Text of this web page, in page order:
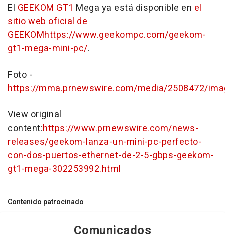
El GEEKOM GT1 Mega ya está disponible en el
sitio web oficial de
GEEKOMhttps://www.geekompc.com/geekom-
gt1-mega-mini-pc/.
Foto -
https://mma.prnewswire.com/media/2508472/
View original
content:https://www.prnewswire.com/news-
releases/geekom-lanza-un-mini-pc-perfecto-
con-dos-puertos-ethernet-de-2-5-gbps-geekom-
gt1-mega-302253992.html
Contenido patrocinado
Comunicados